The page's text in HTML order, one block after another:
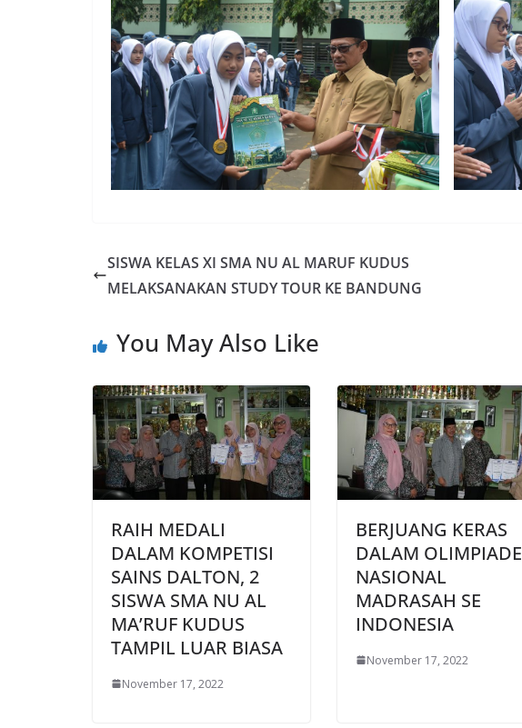
SISWA KELAS XI SMA NU AL MARUF KUDUS
MELAKSANAKAN STUDY TOUR KE BANDUNG
You May Also Like
RAIH MEDALI
DALAM KOMPETISI
SAINS DALTON, 2
SISWA SMA NU AL
MA’RUF KUDUS
TAMPIL LUAR BIASA
November 17, 2022
BERJUANG KERAS
DALAM OLIMPIADE
NASIONAL
MADRASAH SE
INDONESIA
November 17, 2022